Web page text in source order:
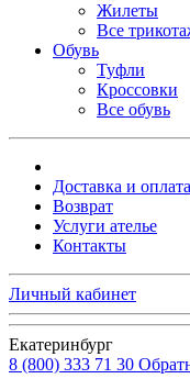
Жилеты
Все
Обувь
Туфли
Кроссовки
Все обувь
Доставка и оплата
Возврат
Услуги ателье
Контакты
Личный кабинет
Екатеринбург
8 (800) 333 71 30